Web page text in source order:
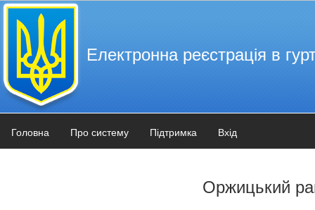
Електронна реєстрація в
Головна Про систему Підтримка Вхід
Оржицький